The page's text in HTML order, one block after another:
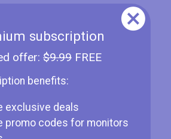
subscription
offer: $9.99FREE
benefits:
exclusive deals
promo codes for monitors